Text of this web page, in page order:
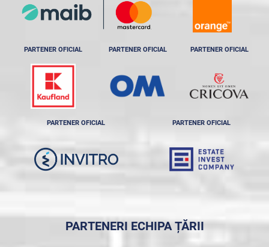
PARTENER OFICIAL PARTENER OFICIAL PARTENER OFICIAL
PARTENER OFICIAL PARTENER OFICIAL
PARTENERI ECHIPA ȚĂRII